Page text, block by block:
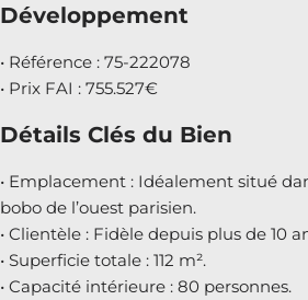
Développement
• Référence : 75-222078
• Prix FAI : 755.527€
Détails Clés du Bien
• Emplacement : Idéalement situé
bobo de l’ouest parisien.
• Clientèle : Fidèle depuis plus de 10
• Superficie totale : 112 m².
• Capacité intérieure : 80 personnes.